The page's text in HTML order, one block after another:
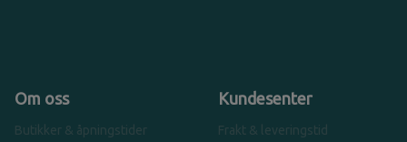
Om oss
Butikker & åpningstider
Kundesenter
Frakt & leveringstid